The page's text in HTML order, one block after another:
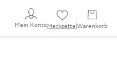
Mein KontoMerkzettel Warenkorb